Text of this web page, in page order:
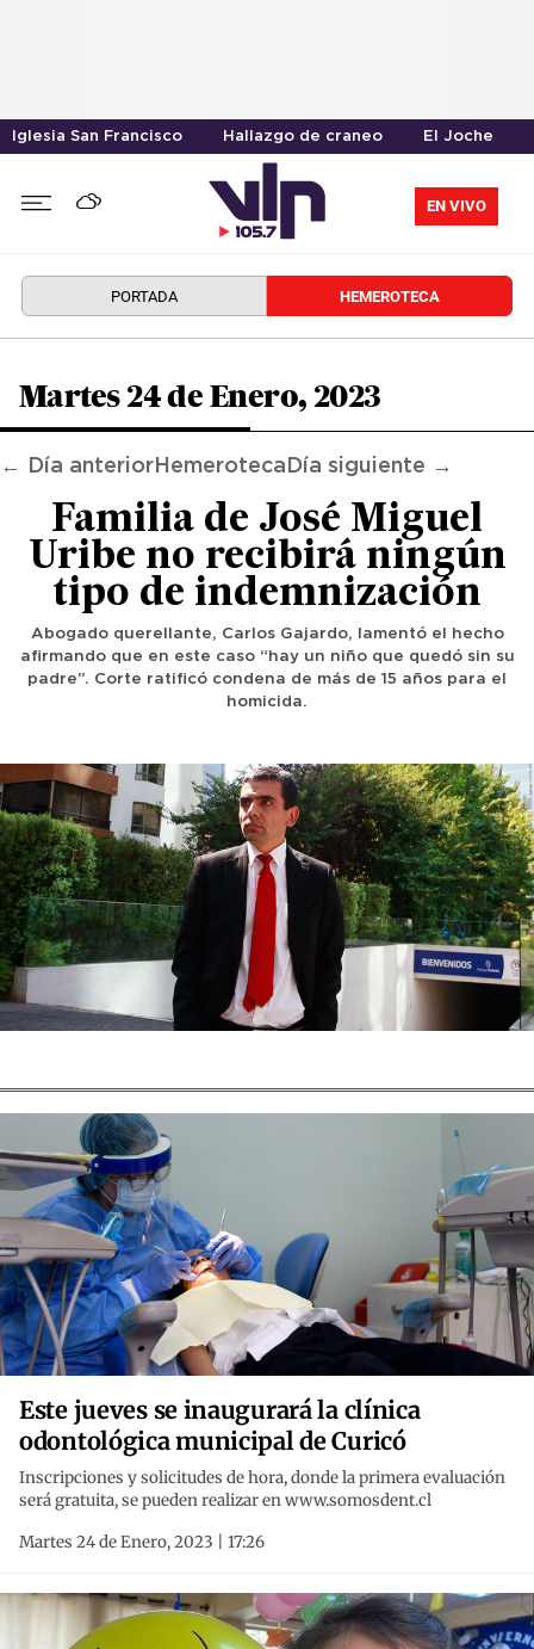
Iglesia San Francisco Hallazgo de craneo El Joche
EN VIVO
PORTADA HEMEROTECA
Martes 24 de Enero, 2023
← Día anterior Hemeroteca Día siguiente →
Familia de José Miguel
Uribe no recibirá ningún
tipo de indemnización
Abogado querellante, Carlos Gajardo, lamentó el hecho
afirmando que en este caso “hay un niño que quedó sin su
padre”. Corte ratificó condena de más de 15 años para el
homicida.
Este jueves se inaugurará la clínica
odontológica municipal de Curicó
Inscripciones y solicitudes de hora, donde la primera evaluación
será gratuita, se pueden realizar en www.somosdent.cl
Martes 24 de Enero, 2023 | 17:26